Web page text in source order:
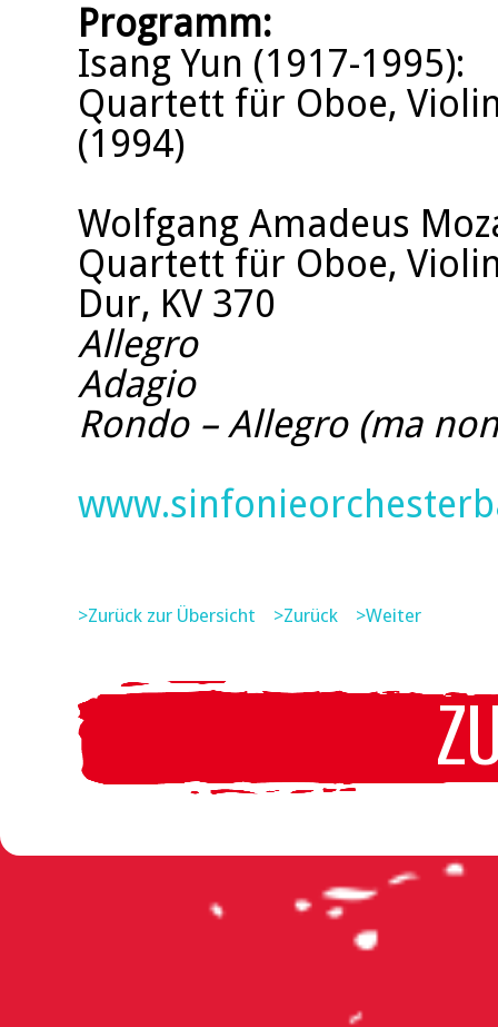
Programm:
Isang Yun (1917-1995):
Quartett für Oboe,
(1994)
Wolfgang Amadeus
Quartett für Oboe,
Dur, KV 370
Allegro
Adagio
Rondo – Allegro (ma
>Zurück zur Übersicht >Zurück >Weiter